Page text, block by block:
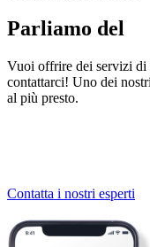
Parliamo del
Vuoi offrire dei servizi di
contattarci! Uno dei
al più presto.
Contatta i nostri esperti